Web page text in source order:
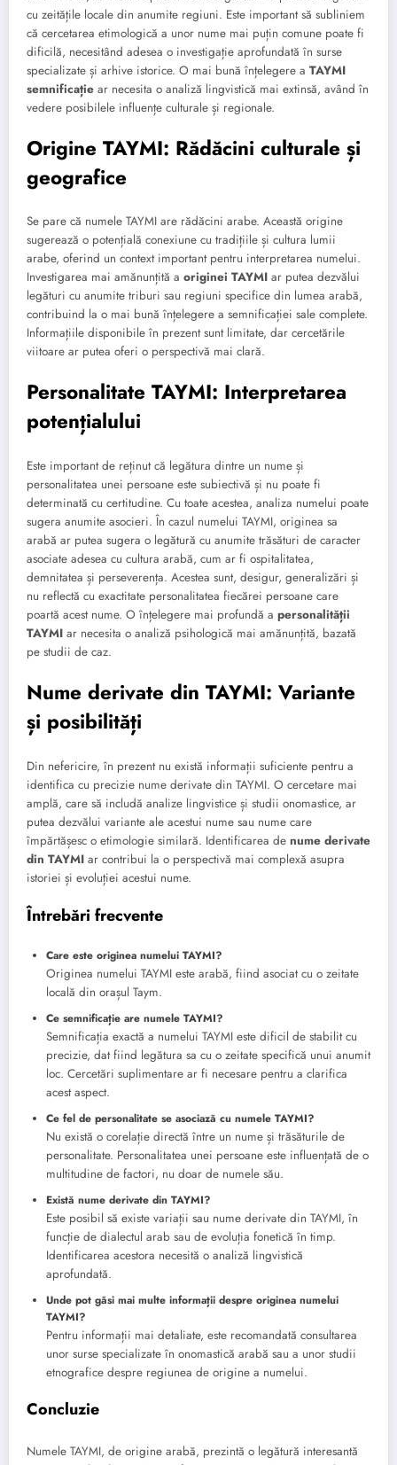
cu zeitățile locale din anumite regiuni. Este important să subliniem
că cercetarea etimologică a unor nume mai puțin comune poate fi
dificilă, necesitând adesea o investigație aprofundată în surse
specializate și arhive istorice. O mai bună înțelegere a TAYMI
semnificație ar necesita o analiză lingvistică mai extinsă, având în
vedere posibilele influențe culturale și regionale.
Origine TAYMI: Rădăcini culturale și
geografice
Se pare că numele TAYMI are rădăcini arabe. Această origine
sugerează o potențială conexiune cu tradițiile și cultura lumii
arabe, oferind un context important pentru interpretarea numelui.
Investigarea mai amănunțită a originei TAYMI ar putea dezvălui
legături cu anumite triburi sau regiuni specifice din lumea arabă,
contribuind la o mai bună înțelegere a semnificației sale complete.
Informațiile disponibile în prezent sunt limitate, dar cercetările
viitoare ar putea oferi o perspectivă mai clară.
Personalitate TAYMI: Interpretarea
potențialului
Este important de reținut că legătura dintre un nume și
personalitatea unei persoane este subiectivă și nu poate fi
determinată cu certitudine. Cu toate acestea, analiza numelui poate
sugera anumite asocieri. În cazul numelui TAYMI, originea sa
arabă ar putea sugera o legătură cu anumite trăsături de caracter
asociate adesea cu cultura arabă, cum ar fi ospitalitatea,
demnitatea și perseverența. Acestea sunt, desigur, generalizări și
nu reflectă cu exactitate personalitatea fiecărei persoane care
poartă acest nume. O înțelegere mai profundă a personalității
TAYMI ar necesita o analiză psihologică mai amănunțită, bazată
pe studii de caz.
Nume derivate din TAYMI: Variante
și posibilități
Din nefericire, în prezent nu există informații suficiente pentru a
identifica cu precizie nume derivate din TAYMI. O cercetare mai
amplă, care să includă analize lingvistice și studii onomastice, ar
putea dezvălui variante ale acestui nume sau nume care
împărtășesc o etimologie similară. Identificarea de nume derivate
din TAYMI ar contribui la o perspectivă mai complexă asupra
istoriei și evoluției acestui nume.
Întrebări frecvente
Care este originea numelui TAYMI?
Originea numelui TAYMI este arabă, fiind asociat cu o zeitate
locală din orașul Taym.
Ce semnificație are numele TAYMI?
Semnificația exactă a numelui TAYMI este dificil de stabilit cu
precizie, dat fiind legătura sa cu o zeitate specifică unui anumit
loc. Cercetări suplimentare ar fi necesare pentru a clarifica
acest aspect.
Ce fel de personalitate se asociază cu numele TAYMI?
Nu există o corelație directă între un nume și trăsăturile de
personalitate. Personalitatea unei persoane este influențată de o
multitudine de factori, nu doar de numele său.
Există nume derivate din TAYMI?
Este posibil să existe variații sau nume derivate din TAYMI, în
funcție de dialectul arab sau de evoluția fonetică în timp.
Identificarea acestora necesită o analiză lingvistică
aprofundată.
Unde pot găsi mai multe informații despre originea numelui
TAYMI?
Pentru informații mai detaliate, este recomandată consultarea
unor surse specializate în onomastică arabă sau a unor studii
etnografice despre regiunea de origine a numelui.
Concluzie
Numele TAYMI, de origine arabă, prezintă o legătură interesantă